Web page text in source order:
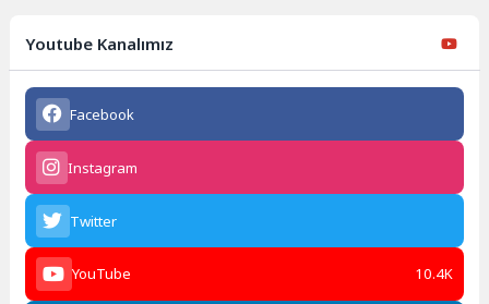
Youtube Kanalımız
Facebook
Instagram
Twitter
YouTube 10.4K